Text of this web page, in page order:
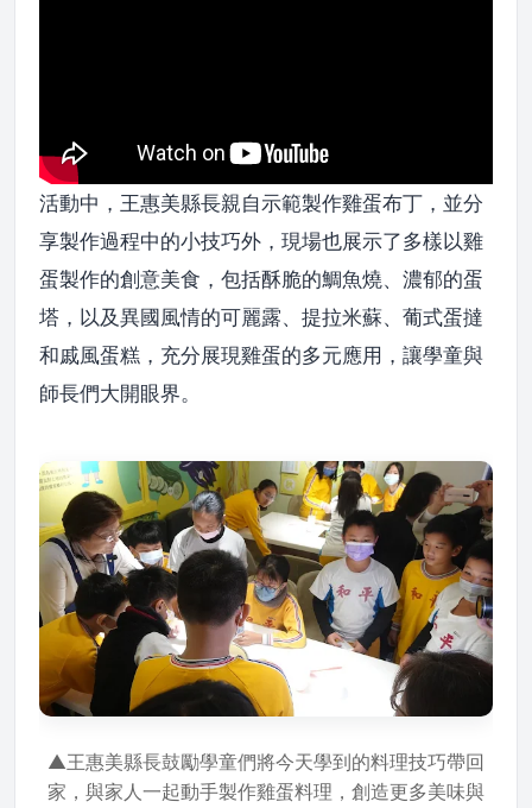
活動中，王惠美縣長親自示範製作雞蛋布丁，並分
享製作過程中的小技巧外，現場也展示了多樣以雞
蛋製作的創意美食，包括酥脆的鯛魚燒、濃郁的蛋
塔，以及異國風情的可麗露、提拉米蘇、葡式蛋撻
和戚風蛋糕，充分展現雞蛋的多元應用，讓學童與
師長們大開眼界。
▲王惠美縣長鼓勵學童們將今天學到的料理技巧帶回
家，與家人一起動手製作雞蛋料理，創造更多美味與